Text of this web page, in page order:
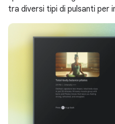
tra diversi tipi di pulsanti per